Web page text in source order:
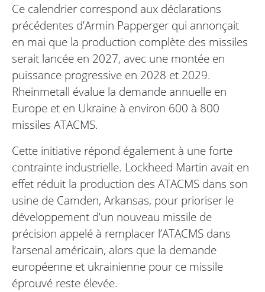
Ce calendrier correspond aux déclarations
précédentes d’Armin Papperger qui annonçait
en mai que la production complète des missiles
serait lancée en 2027, avec une montée en
puissance progressive en 2028 et 2029.
Rheinmetall évalue la demande annuelle en
Europe et en Ukraine à environ 600 à 800
missiles ATACMS.
Cette initiative répond également à une forte
contrainte industrielle. Lockheed Martin avait en
effet réduit la production des ATACMS dans son
usine de Camden, Arkansas, pour prioriser le
développement d’un nouveau missile de
précision appelé à remplacer l’ATACMS dans
l’arsenal américain, alors que la demande
européenne et ukrainienne pour ce missile
éprouvé reste élevée.